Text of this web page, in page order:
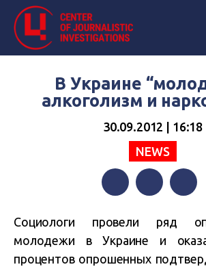
В Украине
алкоголизм и
30.09.2012 | 16:18
NEWS
Социологи провели ряд
молодежи в Украине и
процентов опрошенных